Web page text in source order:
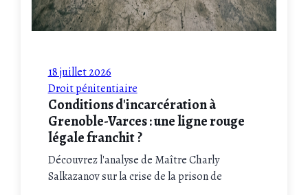
18 juillet 2026
Droit pénitentiaire
Conditions d'incarcération à
Grenoble-Varces : une ligne rouge
légale franchit ?
Découvrez l'analyse de Maître Charly
Salkazanov sur la crise de la prison de